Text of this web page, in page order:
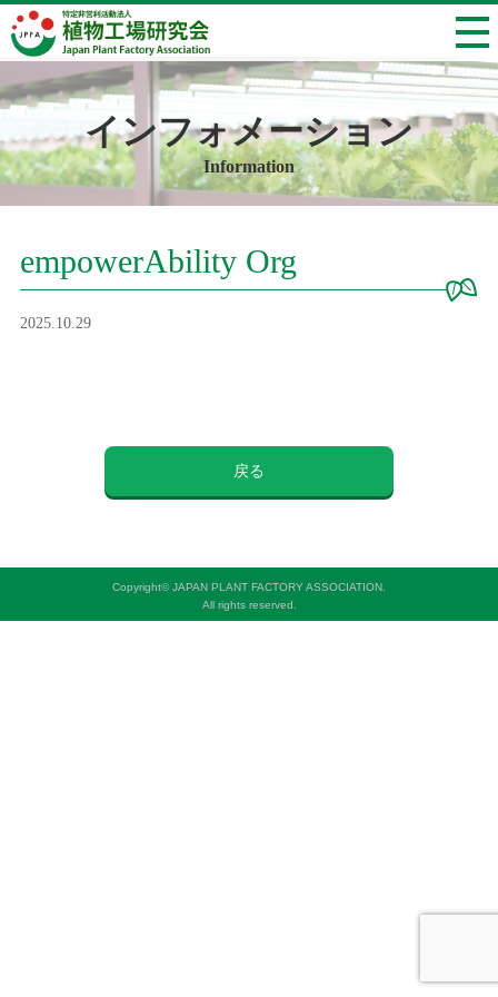
インフォメーション
Information
empowerAbility Org
2025.10.29
戻る
Copyright© JAPAN PLANT FACTORY ASSOCIATION.
All rights reserved.